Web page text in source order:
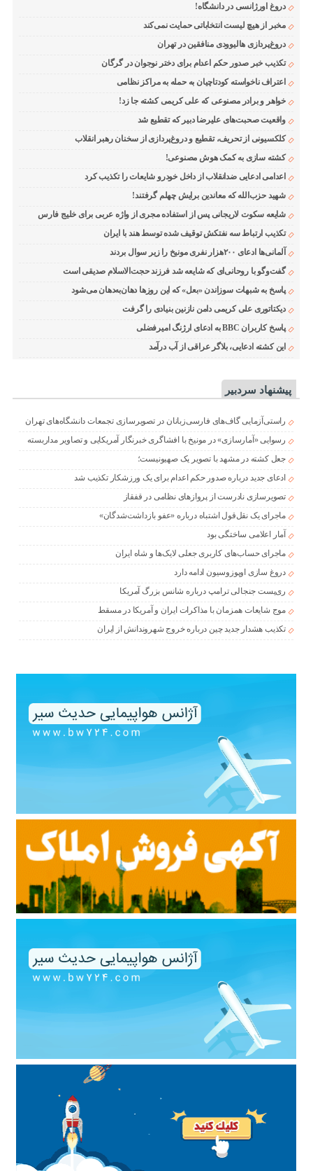
دروغ اورژانسی در دانشگاه!
مخبر از هیچ لیست انتخاباتی حمایت نمی‌کند
دروغ‌پردازی هالیوودی منافقین در تهران
تکذیب خبر صدور حکم اعدام برای دختر نوجوان در گرگان
اعتراف ناخواسته کودتاچیان به حمله به مراکز نظامی
خواهر و برادر مصنوعی که علی کریمی کشته جا زد!
واقعیت صحبت‌های علیرضا دبیر که تقطیع شد
کلکسیونی از تحریف، تقطیع و دروغ‌پردازی از سخنان رهبر انقلاب
کشته سازی به کمک هوش مصنوعی!
اعدامی ادعایی ضدانقلاب از داخل خودرو شایعات را تکذیب کرد
شهید حزب‌الله که معاندین برایش چهلم گرفتند!
شایعه سکوت لاریجانی پس از استفاده مجری از واژه عربی برای خلیج فارس
تکذیب ارتباط سه نفتکش توقیف شده توسط هند با ایران
آلمانی‌ها ادعای ۲۰۰هزار نفری مونیخ را زیر سوال بردند
گفت‌وگو با روحانی‌ای که شایعه شد فرزند حجت‌الاسلام صدیقی است
پاسخ به شبهات سوزاندن «بعل» که این روزها دهان‌به‌دهان می‌شود
دیکتاتوری علی کریمی دامن نازنین بنیادی را گرفت
پاسخ کاربران BBC به ادعای ارژنگ امیرفضلی
این کشته ادعایی، بلاگر عراقی از آب درآمد
پیشنهاد سردبیر
راستی‌آزمایی گاف‌های فارسی‌زبانان در تصویرسازی تجمعات دانشگاه‌های تهران
رسوایی «آمارسازی» در مونیخ با افشاگری خبرنگار آمریکایی و تصاویر مداربسته
جعل کشته در مشهد با تصویر یک صهیونیست؛
ادعای جدید درباره صدور حکم اعدام برای یک ورزشکار تکذیب شد
تصویرسازی نادرست از پروازهای نظامی در قفقاز
ماجرای یک نقل‌قول اشتباه درباره «عفو بازداشت‌شدگان»
آمار اعلامی ساختگی بود
ماجرای حساب‌های کاربری جعلی لایک‌ها و شاه ایران
دروغ سازی اوپوزوسیون ادامه دارد
ری‌پست جنجالی ترامپ درباره شانس بزرگ آمریکا
موج شایعات همزمان با مذاکرات ایران و آمریکا در مسقط
تکذیب هشدار جدید چین درباره خروج شهروندانش از ایران